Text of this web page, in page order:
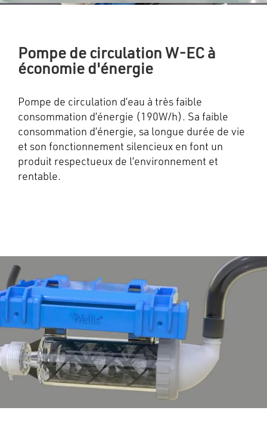
Pompe de circulation W-EC à
économie d'énergie
Pompe de circulation d’eau à très faible
consommation d’énergie (190W/h). Sa faible
consommation d’énergie, sa longue durée de vie
et son fonctionnement silencieux en font un
produit respectueux de l’environnement et
rentable.